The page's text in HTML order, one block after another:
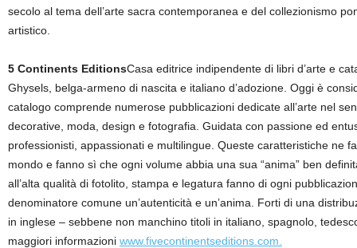
secolo al tema dell’arte sacra contemporanea e del collezionismo
artistico.
5 Continents EditionsCasa editrice indipendente di libri d’arte e
Ghysels, belga-armeno di nascita e italiano d’adozione. Oggi è
catalogo comprende numerose pubblicazioni dedicate all’arte nel
decorative, moda, design e fotografia. Guidata con passione ed
professionisti, appassionati e multilingue. Queste caratteristiche ne
mondo e fanno sì che ogni volume abbia una sua “anima” ben
all’alta qualità di fotolito, stampa e legatura fanno di ogni
denominatore comune un’autenticità e un’anima. Forti di una
in inglese – sebbene non manchino titoli in italiano, spagnolo,
maggiori informazioni www.fivecontinentseditions.com.